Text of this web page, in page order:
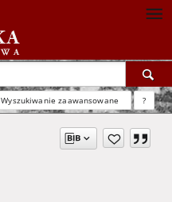
Wyszukiwanie zaawansowane ?